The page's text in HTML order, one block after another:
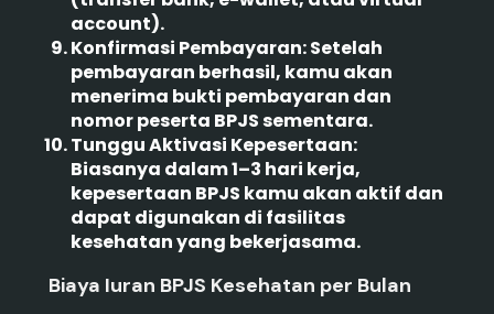
account).
Konfirmasi Pembayaran:Setelah
pembayaran berhasil, kamu akan
menerima bukti pembayaran dan
nomor peserta BPJS sementara.
Tunggu Aktivasi Kepesertaan:
Biasanya dalam 1–3 hari kerja,
kepesertaan BPJS kamu akan aktif dan
dapat digunakan di fasilitas
kesehatan yang bekerjasama.
Biaya Iuran BPJS Kesehatan per Bulan